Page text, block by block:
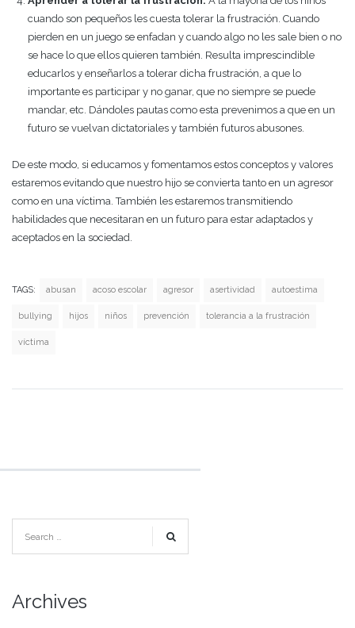
cuando son pequeños les cuesta tolerar la frustración. Cuando
pierden en un juego se enfadan y cuando algo no les sale bien o no
se hace lo que ellos quieren también. Resulta imprescindible
educarlos y enseñarlos a tolerar dicha frustración, a que lo
importante es participar y no ganar, que no siempre se puede
mandar, etc. Dándoles pautas como esta prevenimos a que en un
futuro se vuelvan dictatoriales y también futuros abusones.
De este modo, si educamos y fomentamos estos conceptos y valores
estaremos evitando que nuestro hijo se convierta tanto en un agresor
como en una víctima. También les estaremos transmitiendo
habilidades que necesitaran en un futuro para estar adaptados y
aceptados en la sociedad.
TAGS: abusan acoso escolar agresor asertividad autoestima
bullying hijos niños prevención tolerancia a la frustración
víctima
Archives